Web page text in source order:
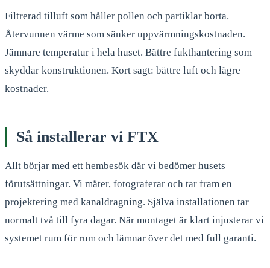
Filtrerad tilluft som håller pollen och partiklar borta.
Återvunnen värme som sänker uppvärmningskostnaden.
Jämnare temperatur i hela huset. Bättre fukthantering som
skyddar konstruktionen. Kort sagt: bättre luft och lägre
kostnader.
Så installerar vi FTX
Allt börjar med ett hembesök där vi bedömer husets
förutsättningar. Vi mäter, fotograferar och tar fram en
projektering med kanaldragning. Själva installationen tar
normalt två till fyra dagar. När montaget är klart injusterar vi
systemet rum för rum och lämnar över det med full garanti.